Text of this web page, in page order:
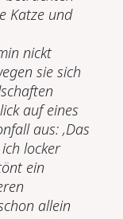
Katze und
nickt
sie sich
auf eines
aus: ‚Das
locker
ein
allein